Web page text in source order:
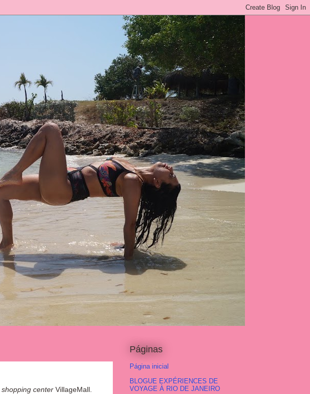
shopping centerVillageMall.
Páginas
Página inicial
BLOGUE EXPÉRIENCES DE
VOYAGE À RIO DE JANEIRO